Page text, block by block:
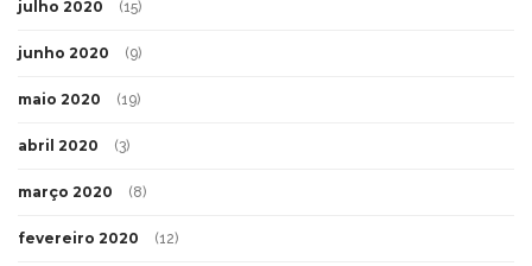
julho 2020 (15)
junho 2020 (9)
maio 2020 (19)
abril 2020 (3)
março 2020 (8)
fevereiro 2020 (12)